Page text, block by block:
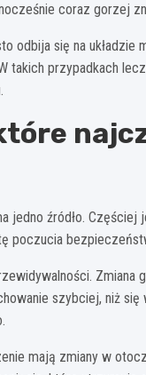
coraz gorzej
odbija się na układzie
takich przypadkach
jedno źródło.
poczucia
szybciej, niż
mają zmiany w